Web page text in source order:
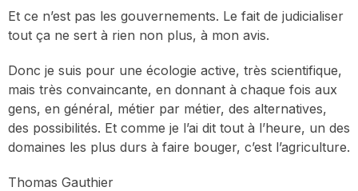
Et ce n’est pas les gouvernements. Le fait de judicialiser
tout ça ne sert à rien non plus, à mon avis.
Donc je suis pour une écologie active, très scientifique,
mais très convaincante, en donnant à chaque fois aux
gens, en général, métier par métier, des alternatives,
des possibilités. Et comme je l’ai dit tout à l’heure, un des
domaines les plus durs à faire bouger, c’est l’agriculture.
Thomas Gauthier